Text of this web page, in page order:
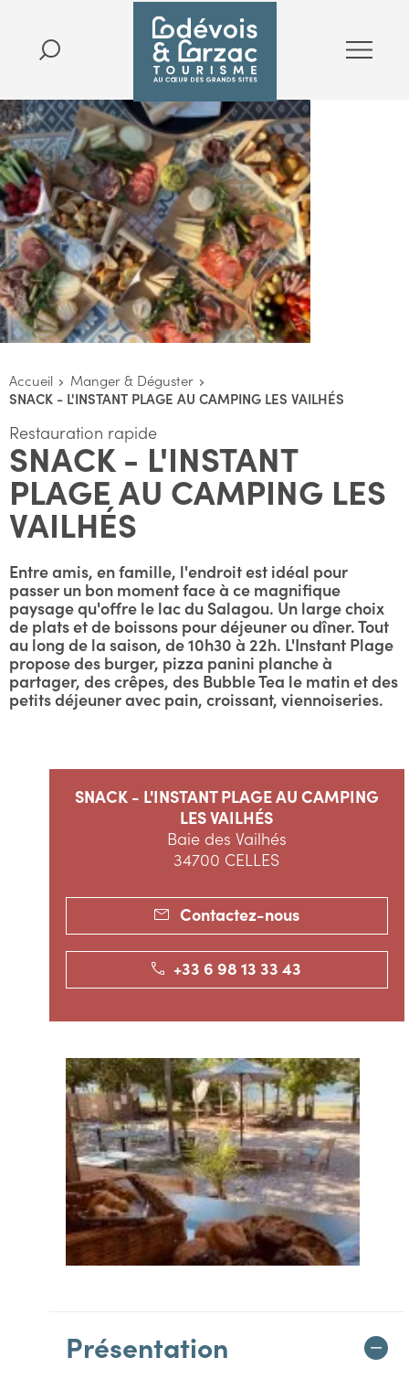
Accueil
Manger & Déguster
SNACK - L'INSTANT PLAGE AU CAMPING LES VAILHÉS
Restauration rapide
SNACK - L'INSTANT
PLAGE AU CAMPING LES
VAILHÉS
Entre amis, en famille, l'endroit est idéal pour
passer un bon moment face à ce magnifique
paysage qu'offre le lac du Salagou. Un large choix
de plats et de boissons pour déjeuner ou dîner. Tout
au long de la saison, de 10h30 à 22h. L'Instant Plage
propose des burger, pizza panini planche à
partager, des crêpes, des Bubble Tea le matin et des
petits déjeuner avec pain, croissant, viennoiseries.
SNACK - L'INSTANT PLAGE AU CAMPING
LES VAILHÉS
Baie des Vailhés
34700 CELLES
Contactez-nous
+33 6 98 13 33 43
Présentation